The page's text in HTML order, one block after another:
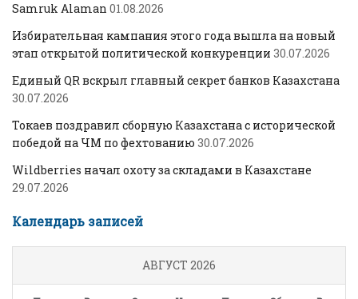
Samruk Alaman 01.08.2026
Избирательная кампания этого года вышла на новый
этап открытой политической конкуренции 30.07.2026
Единый QR вскрыл главный секрет банков Казахстана
30.07.2026
Токаев поздравил сборную Казахстана с исторической
победой на ЧМ по фехтованию 30.07.2026
Wildberries начал охоту за складами в Казахстане
29.07.2026
Календарь записей
АВГУСТ 2026